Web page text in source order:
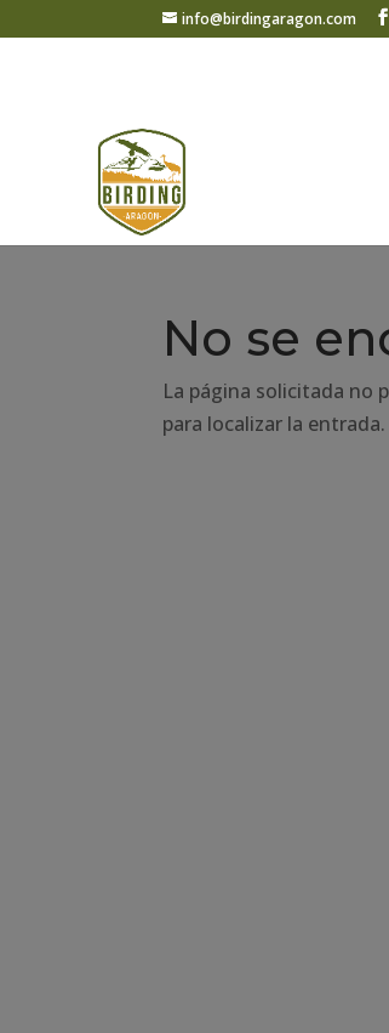
info@birdingaragon.com
No se
La página solicitada no
para localizar la entrada.